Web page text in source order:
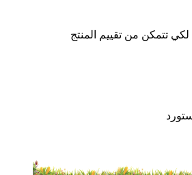
لكي تتمكن من تقييم المنتج